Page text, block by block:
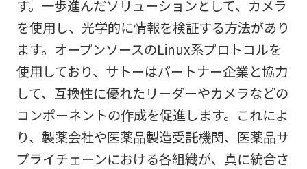
す。一歩進んだソリューションとして、カメラ
を使用し、光学的に情報を検証する方法があり
ます。オープンソースのLinux系プロトコルを
使用しており、サトーはパートナー企業と協力
して、互換性に優れたリーダーやカメラなどの
コンポーネントの作成を促進します。これによ
り、製薬会社や医薬品製造受託機関、医薬品サ
プライチェーンにおける各組織が、真に統合さ